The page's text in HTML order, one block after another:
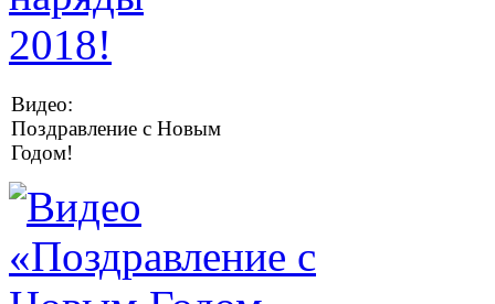
Видео:
Поздравление с Новым
Годом!